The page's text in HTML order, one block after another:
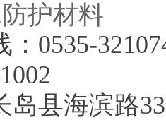
防护材料
：0535-
岛县海滨路